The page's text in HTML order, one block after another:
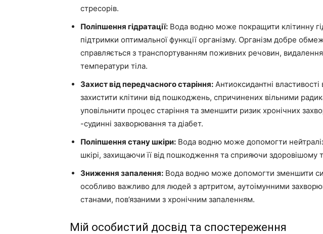
стресорів.
Поліпшення гідратації: Вода водню може покращити клітинну
підтримки оптимальної функції організму. Організм добре
справляється з транспортуванням поживних речовин,
температури тіла.
Захист від передчасного старіння: Антиоксидантні
захистити клітини від пошкоджень, спричинених вільними
уповільнити процес старіння та зменшити ризик хронічних
-судинні захворювання та діабет.
Поліпшення стану шкіри: Вода водню може допомогти
шкірі, захищаючи її від пошкодження та сприяючи
Зниження запалення: Вода водню може допомогти зменшити
особливо важливо для людей з артритом, аутоімунними
станами, пов’язаними з хронічним запаленням.
Мій особистий досвід та спостереження